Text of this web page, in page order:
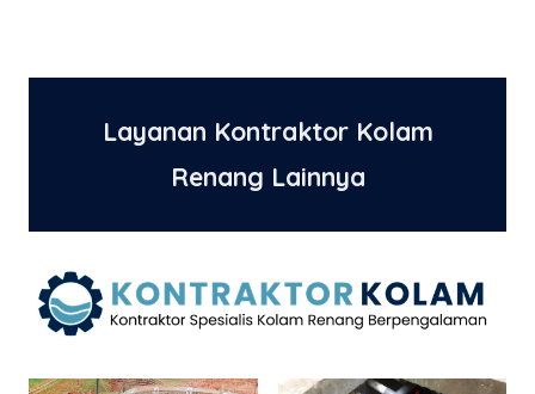
Layanan Kontraktor Kolam
Renang Lainnya